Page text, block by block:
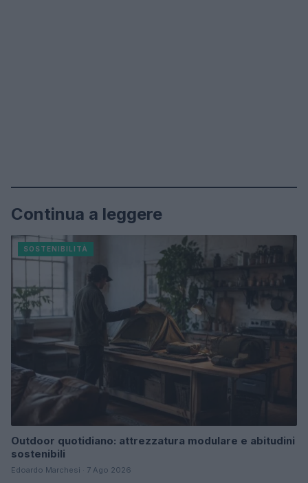
Continua a leggere
SOSTENIBILITÀ
Outdoor quotidiano: attrezzatura modulare e abitudini
sostenibili
Edoardo Marchesi · 7 Ago 2026